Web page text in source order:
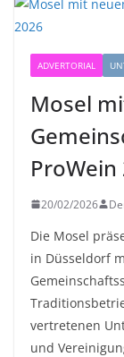
ADVERTORIAL
Mosel
ProWein
20/02/2026
Die Mosel
in Düsseldorf
vertretenen
und